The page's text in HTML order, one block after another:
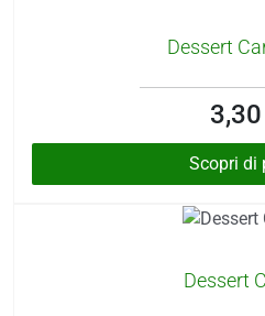
Dessert
Scopri di
Dessert